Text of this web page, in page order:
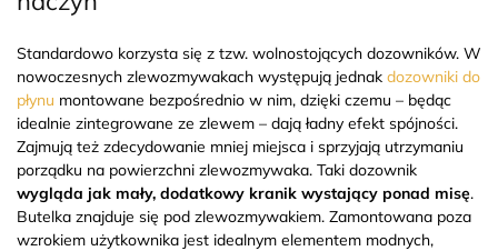
Standardowo korzysta się z tzw. wolnostojących dozowników. W
nowoczesnych zlewozmywakach występują jednak dozowniki do
płynu montowane bezpośrednio w nim, dzięki czemu – będąc
idealnie zintegrowane ze zlewem – dają ładny efekt spójności.
Zajmują też zdecydowanie mniej miejsca i sprzyjają utrzymaniu
porządku na powierzchni zlewozmywaka. Taki dozownik
wygląda jak mały, dodatkowy kranik wystający ponad misę.
Butelka znajduje się pod zlewozmywakiem. Zamontowana poza
wzrokiem użytkownika jest idealnym elementem modnych,